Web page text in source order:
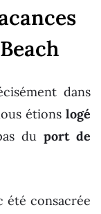
dans
étions logé
duport de
été consacrée